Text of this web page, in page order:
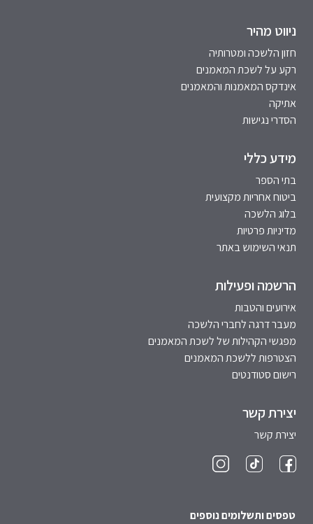
ניווט מהיר
חזון הלשכה ומטרותיה
רקע על לשכת המאמנים
אינדקס המאמנות והמאמנים
אתיקה
הסדרי נגישות
מידע כללי
בתי הספר
ביטוח אחריות מקצועית
בלוג הלשכה
מדיניות פרטיות
תנאי השימוש באתר
הרשמה ופעילות
אירועים והטבות
מעבר דרגה לחברי הלשכה
מפגשי הקהילות של לשכת המאמנים
הצטרפות ללשכת המאמנים
רישום סטודנטים
יצירת קשר
יצירת קשר
טפסים ותשלומים נוספים